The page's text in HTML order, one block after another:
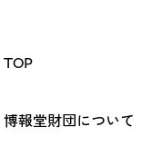
TOP
博報堂財団について